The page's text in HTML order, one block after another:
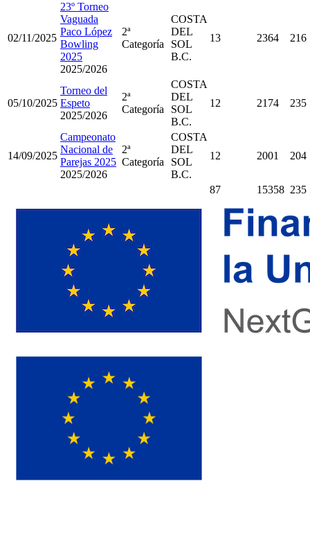
02/11/2025
23º Torneo
Vaguada
Paco López
Bowling
2025
2025/2026
2ª
Categoría
COSTA
DEL
SOL
B.C.
13 2364 216
05/10/2025
Torneo del
Espeto
2025/2026
2ª
Categoría
COSTA
DEL
SOL
B.C.
12 2174 235
14/09/2025
Campeonato
Nacional de
Parejas 2025
2025/2026
2ª
Categoría
COSTA
DEL
SOL
B.C.
12 2001 204
87 15358 235